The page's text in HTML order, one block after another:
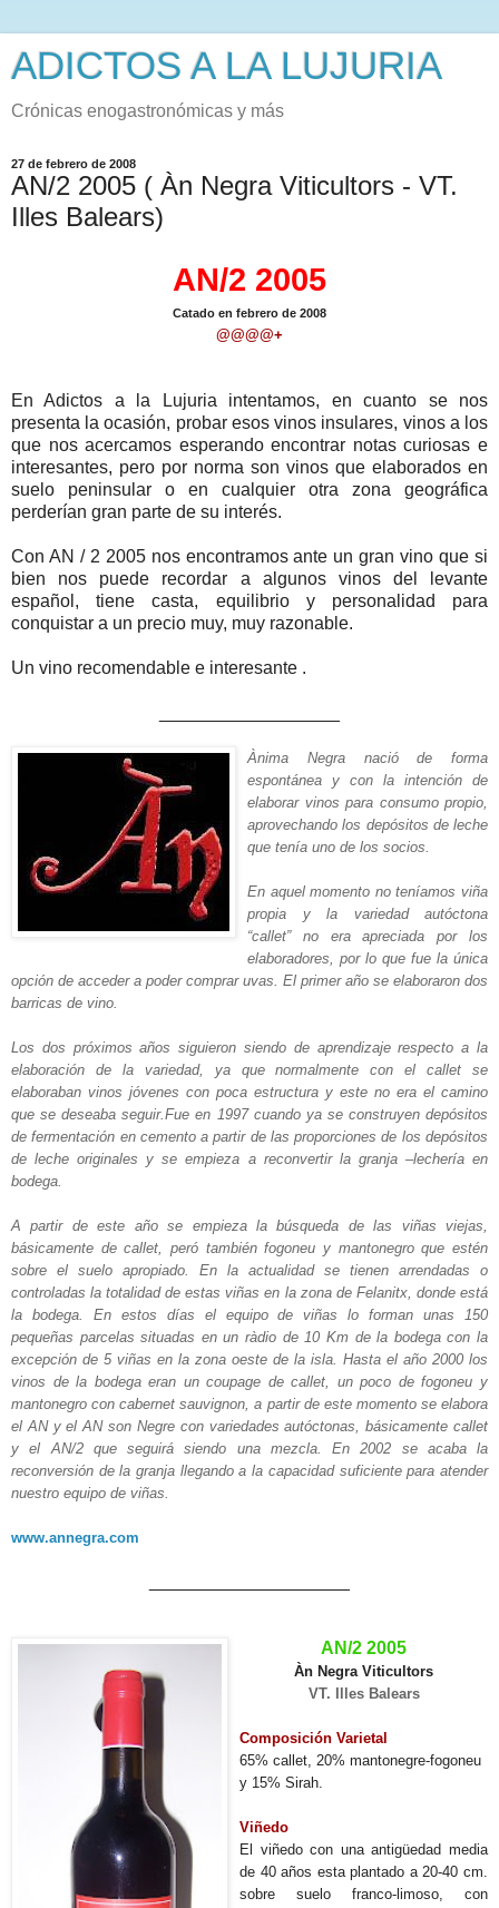
ADICTOS A LA LUJURIA
Crónicas enogastronómicas y más
27 de febrero de 2008
AN/2 2005 ( Àn Negra Viticultors - VT.
Illes Balears)
AN/2 2005
Catado en febrero de 2008
@@@@+
En Adictos a la Lujuria intentamos, en cuanto se nos
presenta la ocasión, probar esos vinos insulares, vinos a los
que nos acercamos esperando encontrar notas curiosas e
interesantes, pero por norma son vinos que elaborados en
suelo peninsular o en cualquier otra zona geográfica
perderían gran parte de su interés.
Con AN / 2 2005 nos encontramos ante un gran vino que si
bien nos puede recordar a algunos vinos del levante
español, tiene casta, equilibrio y personalidad para
conquistar a un precio muy, muy razonable.
Un vino recomendable e interesante .
Ànima Negra nació de forma
espontánea y con la intención de
elaborar vinos para consumo propio,
aprovechando los depósitos de leche
que tenía uno de los socios.
En aquel momento no teníamos viña
propia y la variedad autóctona
“callet” no era apreciada por los
elaboradores, por lo que fue la única
opción de acceder a poder comprar uvas. El primer año se elaboraron dos
barricas de vino.
Los dos próximos años siguieron siendo de aprendizaje respecto a la
elaboración de la variedad, ya que normalmente con el callet se
elaboraban vinos jóvenes con poca estructura y este no era el camino
que se deseaba seguir.Fue en 1997 cuando ya se construyen depósitos
de fermentación en cemento a partir de las proporciones de los depósitos
de leche originales y se empieza a reconvertir la granja –lechería en
bodega.
A partir de este año se empieza la búsqueda de las viñas viejas,
básicamente de callet, peró también fogoneu y mantonegro que estén
sobre el suelo apropiado.
En la actualidad se tienen arrendadas o
controladas la totalidad de estas viñas en la zona de Felanitx, donde está
la bodega. En estos días el equipo de viñas lo forman unas 150
pequeñas parcelas situadas en un ràdio de 10 Km de la bodega con la
excepción de 5 viñas en la zona oeste de la isla. Hasta el año 2000 los
vinos de la bodega eran un coupage de callet, un poco de fogoneu y
mantonegro con cabernet sauvignon, a partir de este momento se elabora
el AN y el AN son Negre con variedades autóctonas, básicamente callet
y el AN/2 que seguirá siendo una mezcla.
En 2002 se acaba la
reconversión de la granja llegando a la capacidad suficiente para atender
nuestro equipo de viñas.
www.annegra.com
AN/2 2005
Àn Negra Viticultors
VT. Illes Balears
Composición Varietal
65% callet, 20% mantonegre-fogoneu
y 15% Sirah.
Viñedo
El viñedo con una antigüedad media
de 40 años esta plantado a 20-40 cm.
sobre suelo franco-limoso, con